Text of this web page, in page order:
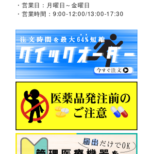
・営業日：月曜日～金曜日
・営業時間：9:00-12:00/13:00-17:30